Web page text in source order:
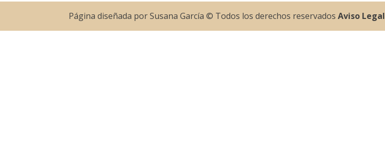
Página diseñada por Susana García © Todos los derechos reservadosAviso Legal